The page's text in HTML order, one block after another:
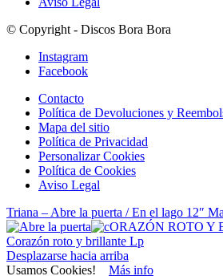
© Copyright - Discos Bora Bora
Instagram
Facebook
Contacto
Política de Devoluciones y
Mapa del sitio
Política de Privacidad
Personalizar Cookies
Política de Cookies
Aviso Legal
Triana – Abre la puerta / En el lago 12″
Corazón roto y brillante Lp
Desplazarse hacia arriba
Usamos Cookies! Más info